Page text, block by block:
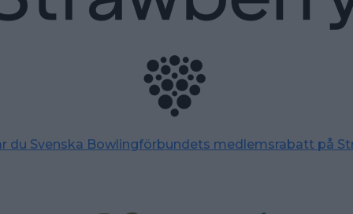
du Svenska Bowlingförbundets medlemsrabatt på